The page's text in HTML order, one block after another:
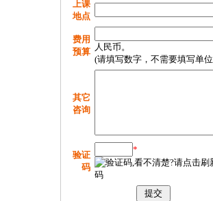
上课
地点
费用
预算 人民币。
(请填写数字，不需要填写单
其它
咨询
验证
码
*